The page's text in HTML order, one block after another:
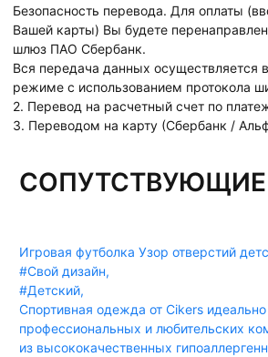
Безопасность перевода. Для оплаты
Вашей карты) Вы будете
шлюз ПАО Сбербанк.
Вся передача данных осуществляется
режиме с использованием протокола
2. Перевод на расчетный счет по
3. Переводом на карту (Сбербанк /
Игровая футболка Узор отверстий
#Свой дизайн,
#Детский,
Спортивная одежда от Cikers
профессиональных и любительских
из высококачественных